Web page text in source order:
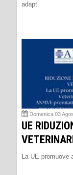
adapt.
Domenica 03
UE
La UE promuove